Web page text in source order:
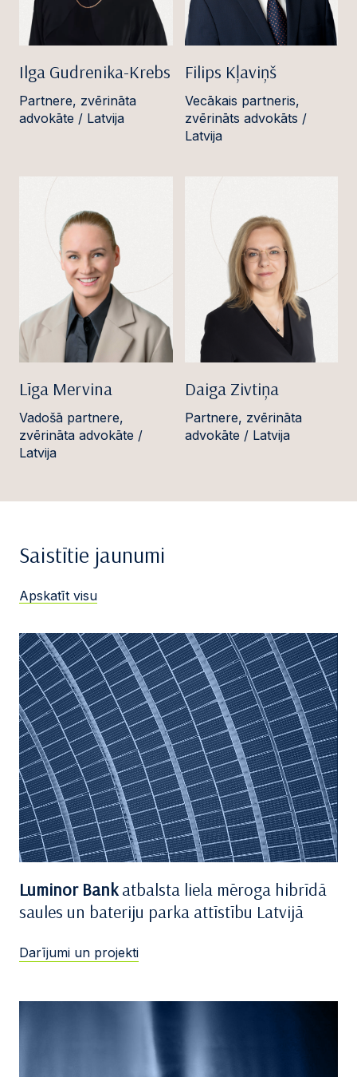
Ilga Gudrenika-Krebs
Partnere, zvērināta
advokāte / Latvija
Filips Kļaviņš
Vecākais partneris,
zvērināts advokāts /
Latvija
Līga Mervina
Vadošā partnere,
zvērināta advokāte /
Latvija
Daiga Zivtiņa
Partnere, zvērināta
advokāte / Latvija
Saistītie jaunumi
Apskatīt visu
Luminor Bankatbalsta liela mēroga hibrīdā
saules un bateriju parka attīstību Latvijā
Darījumi un projekti